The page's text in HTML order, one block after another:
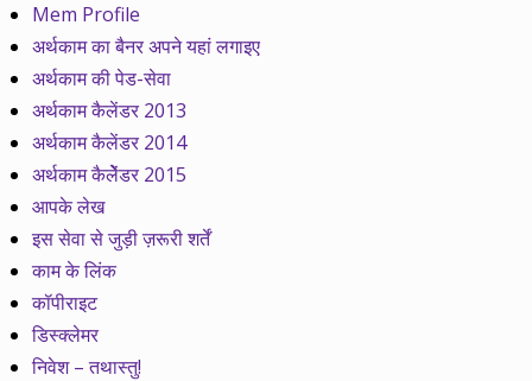
Mem Profile
अर्थकाम का बैनर अपने यहां लगाइए
अर्थकाम की पेड-सेवा
अर्थकाम कैलेंडर 2013
अर्थकाम कैलेंडर 2014
अर्थकाम कैलेेंडर 2015
आपके लेख
इस सेवा से जुड़ी ज़रूरी शर्तें
काम के लिंक
कॉपीराइट
डिस्क्लेमर
निवेश – तथास्तु!